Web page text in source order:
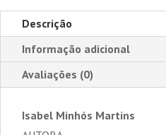
Descrição
Informação adicional
Avaliações (0)
Isabel Minhós Martins